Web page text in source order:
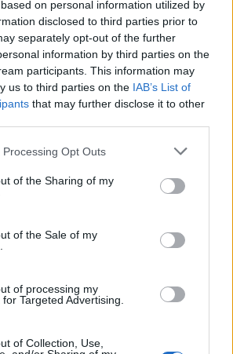
on personal information utilized by
disclosed to third parties prior to
separately opt-out of the further
information by third parties on the
participants. This information may
us to third parties on the IAB’s List of
that may further disclose it to other
Opt Outs
of the Sharing of my
of the Sale of my
of processing my
Targeted Advertising.
of Collection, Use,